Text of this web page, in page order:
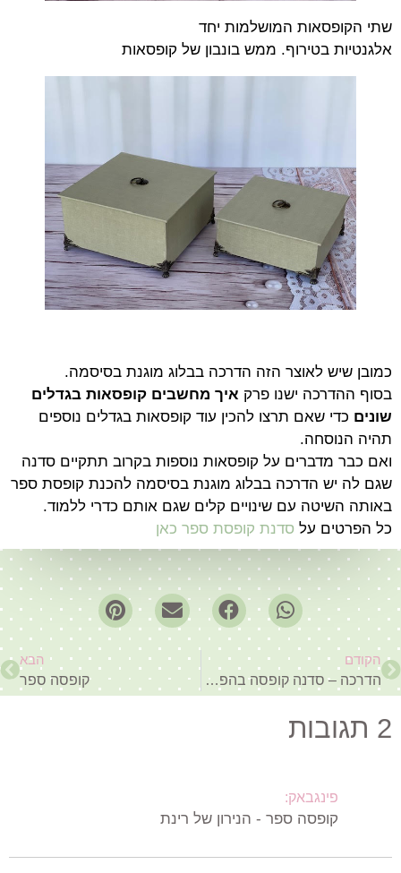
שתי הקופסאות המושלמות יחד
אלגנטיות בטירוף. ממש בונבון של קופסאות
כמובן שיש לאוצר הזה הדרכה בבלוג מוגנת בסיסמה.
בסוף ההדרכה ישנו פרק איך מחשבים קופסאות בגדלים
שונים כדי שאם תרצו להכין עוד קופסאות בגדלים נוספים
תהיה הנוסחה.
ואם כבר מדברים על קופסאות נוספות בקרוב תתקיים סדנה
שגם לה יש הדרכה בבלוג מוגנת בסיסמה להכנת קופסת ספר
באותה השיטה עם שינויים קלים שגם אותם כדרי ללמוד.
כל הפרטים על סדנת קופסת ספר כאן
הקודם
הדרכה – סדנה קופסה בהפתעה #3 – קופסה שהיא אוצר
הבא
קופסה ספר
2 תגובות
פינגבאק:
קופסה ספר - הנירון של רינת